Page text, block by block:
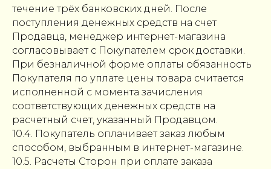
течение трёх банковских дней. После
поступления денежных средств на счет
Продавца, менеджер интернет-магазина
согласовывает с Покупателем срок доставки.
При безналичной форме оплаты обязанность
Покупателя по уплате цены товара считается
исполненной с момента зачисления
соответствующих денежных средств на
расчетный счет, указанный Продавцом.
10.4. Покупатель оплачивает заказ любым
способом, выбранным в интернет-магазине.
10.5. Расчеты Сторон при оплате заказа